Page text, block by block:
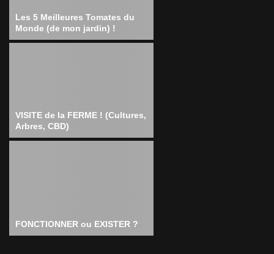
Les 5 Meilleures Tomates du
Monde (de mon jardin) !
VISITE de la FERME ! (Cultures,
Arbres, CBD)
FONCTIONNER ou EXISTER ?